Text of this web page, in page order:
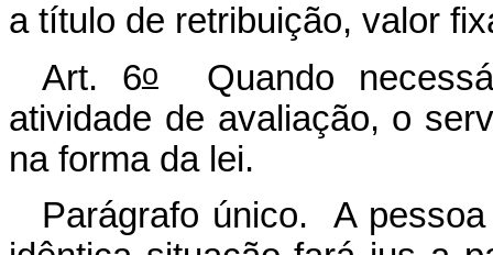
a título de retribuição, valor
Art. 6oQuando
atividade de avaliação, o
na forma da lei.
Parágrafo único. A